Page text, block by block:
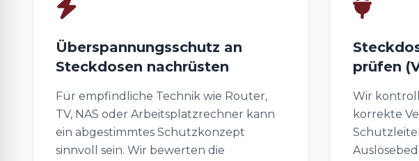
Überspannungsschutz an
Steckdosen nachrüsten
Für empfindliche Technik wie Router,
TV, NAS oder Arbeitsplatzrechner kann
ein abgestimmtes Schutzkonzept
sinnvoll sein. Wir bewerten die
prüfen
Wir
korrekte